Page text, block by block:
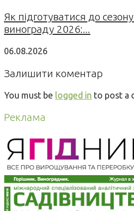
Як підготуватися до
винограду 2026:...
06.08.2026
Залишити коментар
You must be logged in to post a
Реклама